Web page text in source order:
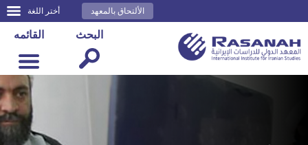
أختر اللغة الألتحاق بالمعهد
القائمه البحث